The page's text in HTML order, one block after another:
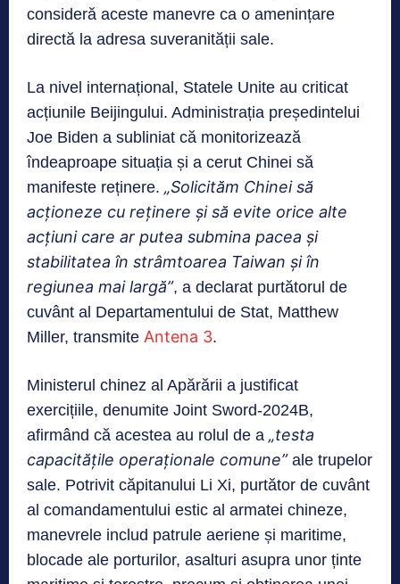
consideră aceste manevre ca o amenințare
directă la adresa suveranității sale.
La nivel internațional, Statele Unite au criticat
acțiunile Beijingului. Administrația președintelui
Joe Biden a subliniat că monitorizează
îndeaproape situația și a cerut Chinei să
manifeste reținere. „Solicităm Chinei să
acționeze cu reținere și să evite orice alte
acțiuni care ar putea submina pacea și
stabilitatea în strâmtoarea Taiwan și în
regiunea mai largă”, a declarat purtătorul de
cuvânt al Departamentului de Stat, Matthew
Miller, transmite Antena 3.
Ministerul chinez al Apărării a justificat
exercițiile, denumite Joint Sword-2024B,
afirmând că acestea au rolul de a „testa
capacitățile operaționale comune”ale trupelor
sale. Potrivit căpitanului Li Xi, purtător de cuvânt
al comandamentului estic al armatei chineze,
manevrele includ patrule aeriene și maritime,
blocade ale porturilor, asalturi asupra unor ținte